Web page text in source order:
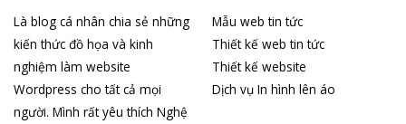
Là blog cá nhân chia sẻ những
kiến thức đồ họa và kinh
nghiệm làm website
Wordpress cho tất cả mọi
người. Mình rất yêu thích Nghệ
Mẫu web tin tức
Thiết kế web tin tức
Thiết kế website
Dịch vụ In hình lên áo